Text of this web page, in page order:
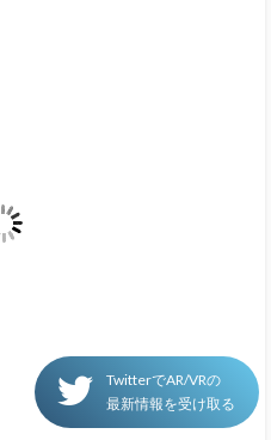
、アスナと一緒になって
（チャット）があった後
が、同じチャットを再度
TwitterでAR/VRの
最新情報を受け取る